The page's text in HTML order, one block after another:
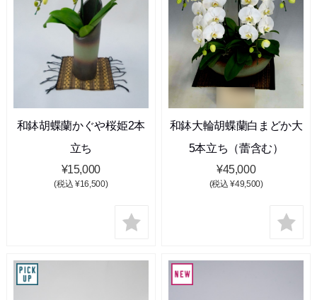
和鉢胡蝶蘭かぐや桜姫2本
立ち
¥15,000
(税込 ¥16,500)
和鉢大輪胡蝶蘭白まどか大
5本立ち（蕾含む）
¥45,000
(税込 ¥49,500)